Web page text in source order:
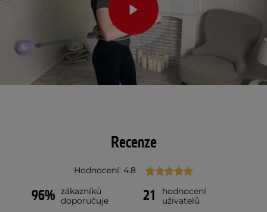
Recenze
Hodnocení: 4.8
96% zákazníků
doporučuje
21
hodnocení
uživatelů